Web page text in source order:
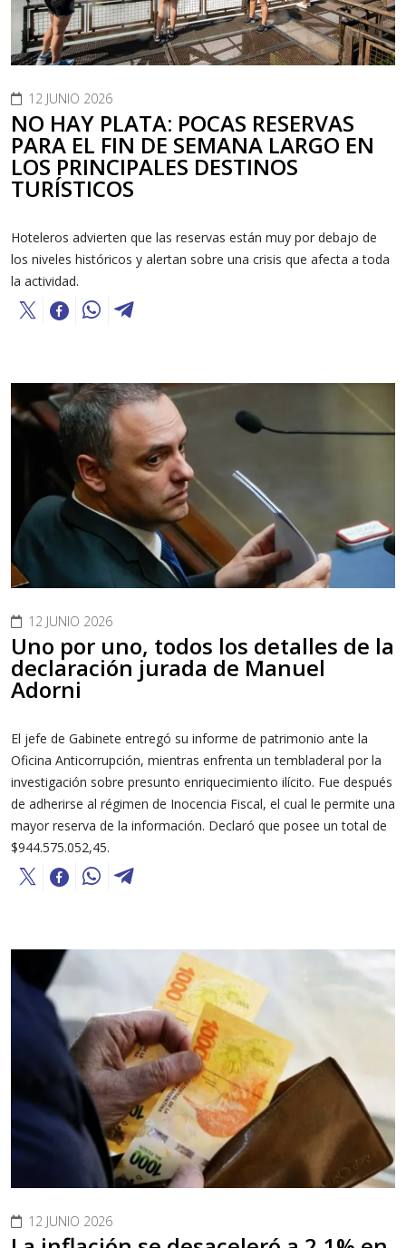
12 JUNIO 2026
NO HAY PLATA: POCAS RESERVAS
PARA EL FIN DE SEMANA LARGO EN
LOS PRINCIPALES DESTINOS
TURÍSTICOS
Hoteleros advierten que las reservas están muy por debajo de
los niveles históricos y alertan sobre una crisis que afecta a toda
la actividad.
12 JUNIO 2026
Uno por uno, todos los detalles de la
declaración jurada de Manuel
Adorni
El jefe de Gabinete entregó su informe de patrimonio ante la
Oficina Anticorrupción, mientras enfrenta un tembladeral por la
investigación sobre presunto enriquecimiento ilícito. Fue después
de adherirse al régimen de Inocencia Fiscal, el cual le permite una
mayor reserva de la información. Declaró que posee un total de
$944.575.052,45.
12 JUNIO 2026